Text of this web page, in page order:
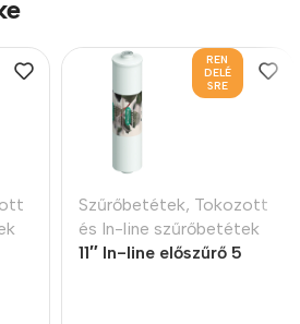
REN
DELÉ
SRE
Szűrőbetétek, Tokozott
és In-line szűrőbetétek
11″ In-line előszűrő 5